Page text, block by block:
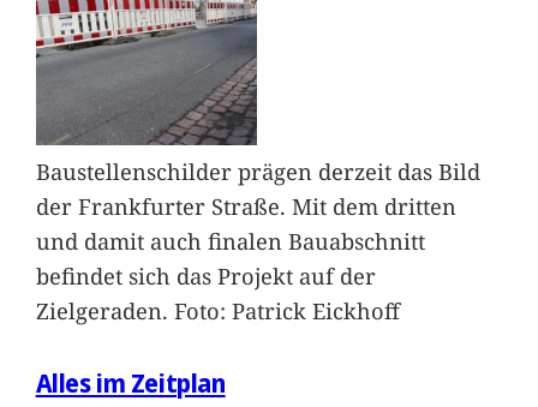
Baustellenschilder prägen derzeit das Bild
der Frankfurter Straße. Mit dem dritten
und damit auch finalen Bauabschnitt
befindet sich das Projekt auf der
Zielgeraden. Foto: Patrick Eickhoff
Alles im Zeitplan